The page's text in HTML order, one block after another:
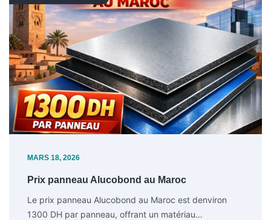
MARS 18, 2026
Prix panneau Alucobond au Maroc
Le prix panneau Alucobond au Maroc est denviron
1300 DH par panneau, offrant un matériau…